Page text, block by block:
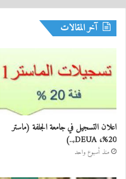
آخر المقالات
اعلان التسجيل في جامعة الجلفة (ماستر
20%، DEUA,..)
منذ أسبوع واحد